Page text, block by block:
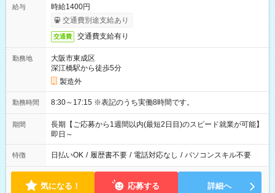
給与
時給1400円
交通費別途支給あり
交通費 交通費支給有り
勤務地
大阪市東成区
深江橋駅から徒歩5分
製造外
勤務時間 8:30～17:15 ※表記のうち実働8時間です。
期間
長期【ご応募から1週間以内(最短2日目)のスピード就業が可能】
即日～
特徴 日払いOK / 履歴書不要 / 電話対応なし / パソコンスキル不要
気になる！ 応募する 詳細へ